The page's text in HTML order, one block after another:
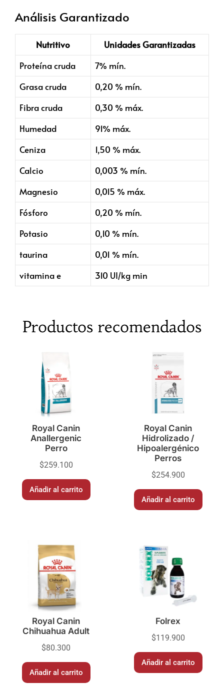
Análisis Garantizado
Nutritivo
Unidades Garantizadas
Proteína cruda
7% mín.
Grasa cruda
0,20 % mín.
Fibra cruda
0,30 % máx.
Humedad
91% máx.
Ceniza
1,50 % máx.
Calcio
0,003 % mín.
Magnesio
0,015 % máx.
Fósforo
0,20 % mín.
Potasio
0,10 % mín.
taurina
0,01 % mín.
vitamina e
310 UI/kg min
Productos recomendados
Royal Canin
Anallergenic
Perro
$259.100
Añadir al carrito
Royal Canin
Hidrolizado /
Hipoalergénico
Perros
$254.900
Añadir al carrito
Royal Canin
Chihuahua Adult
$80.300
Añadir al carrito
Folrex
$119.900
Añadir al carrito